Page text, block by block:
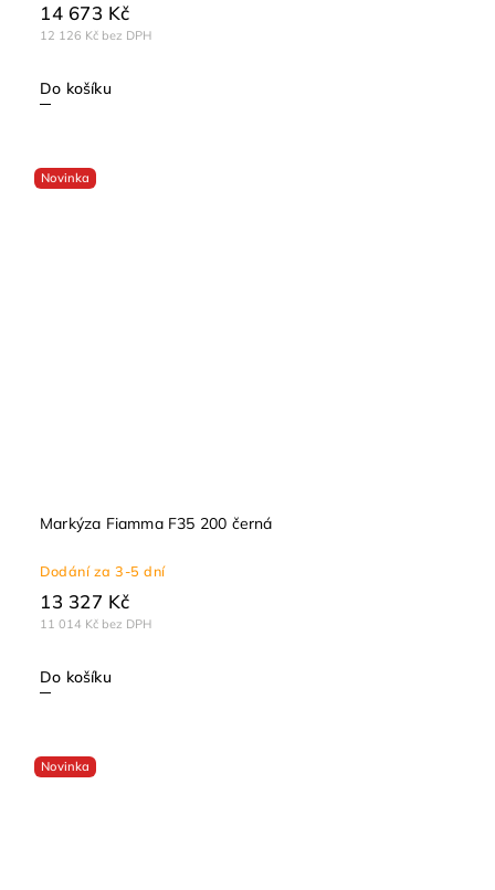
12 126 Kč bez DPH
14 673 Kč
Do košíku
Novinka
Markýza Fiamma F35 200 černá
Dodání za 3-5 dní
11 014 Kč bez DPH
13 327 Kč
Do košíku
Novinka